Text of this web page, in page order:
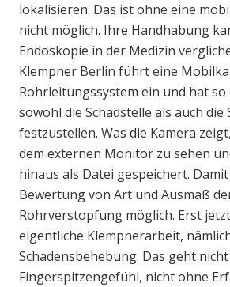
lokalisieren. Das ist ohne eine
nicht möglich. Ihre Handhabung
Endoskopie in der Medizin
Klempner Berlin führt eine
Rohrleitungssystem ein und hat so
sowohl die Schadstelle als auch die
festzustellen. Was die Kamera
dem externen Monitor zu sehen
hinaus als Datei gespeichert.
Bewertung von Art und Ausmaß
Rohrverstopfung möglich. Erst
eigentliche Klempnerarbeit,
Schadensbehebung. Das geht
Fingerspitzengefühl, nicht ohne